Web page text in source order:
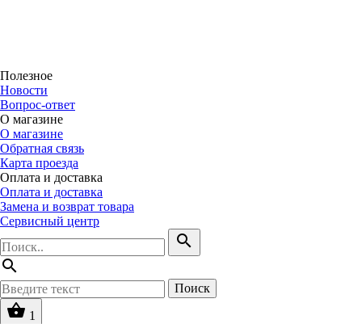
Полезное
Новости
Вопрос-ответ
О магазине
О магазине
Обратная связь
Карта проезда
Оплата и доставка
Оплата и доставка
Замена и возврат товара
Сервисный центр
search
search
Поиск
shopping_basket 1